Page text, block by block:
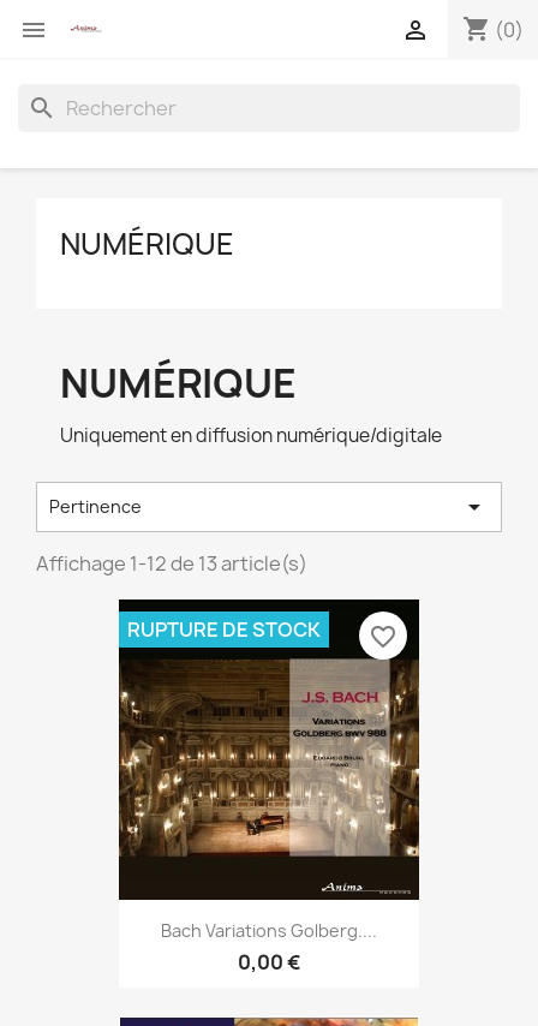
 shopping_cart (0)

search
NUMÉRIQUE
NUMÉRIQUE
Uniquement en diffusion numérique/digitale
Pertinence 
Affichage 1-12 de 13 article(s)
Bach Variations Golberg....
0,00 €
RUPTURE DE STOCK favorite_border